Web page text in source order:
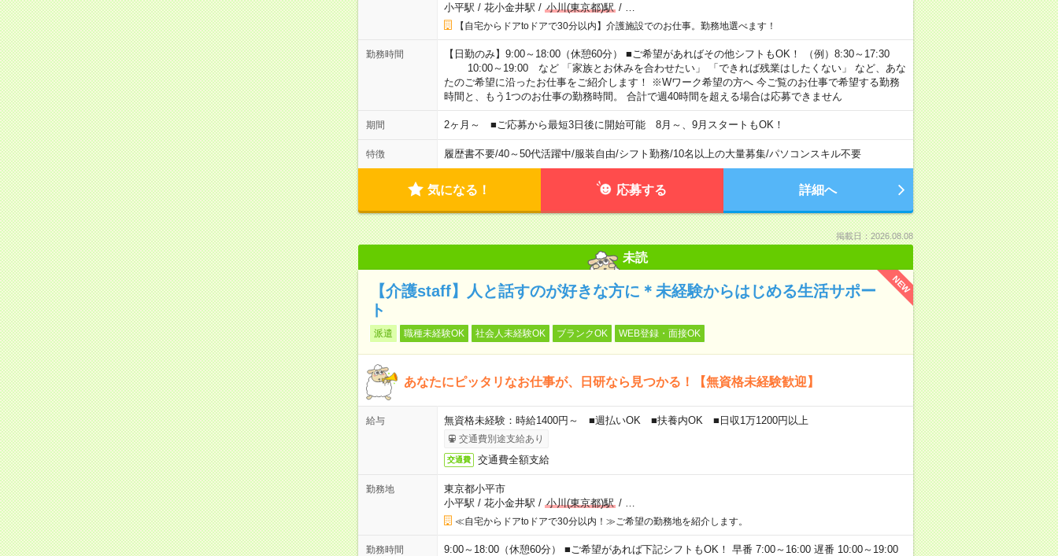
小平駅 / 花小金井駅 / 小川(東京都)駅/
【自宅からドアtoドアで30分以内】介護施設でのお仕事。勤務地選べます！
勤務時間
【日勤のみ】9:00～18:00（休憩60分） ■ご希望があればその他シフトもOK！ （例）8:30～17:30
10:00～19:00 など 「家族とお休みを合わせたい」 「できれば残業はしたくない」 など、あな
たのご希望に沿ったお仕事をご紹介します！ ※Wワーク希望の方へ 今ご覧のお仕事で希望する勤務
時間と、もう1つのお仕事の勤務時間。 合計で週40時間を超える場合は応募できません
期間 2ヶ月～ ■ご応募から最短3日後に開始可能 8月～、9月スタートもOK！
特徴 履歴書不要/40～50代活躍中/服装自由/シフト勤務/10名以上の大量募集/パソコンスキル不要
気になる！ 応募する 詳細へ
掲載日：2026.08.08
未読
NEW
【介護staff】人と話すのが好きな方に＊未経験からはじめる生活サポー
ト
派遣 職種未経験OK 社会人未経験OK ブランクOK WEB登録・面接OK
あなたにピッタリなお仕事が、日研なら見つかる！【無資格未経験歓迎】
給与 無資格未経験：時給1400円～ ■週払いOK ■扶養内OK ■日収1万1200円以上
交通費別途支給あり
交通費 交通費全額支給
勤務地
東京都小平市
小平駅 / 花小金井駅 / 小川(東京都)駅/
≪自宅からドアtoドアで30分以内！≫ご希望の勤務地を紹介します。
勤務時間
9:00～18:00（休憩60分） ■ご希望があれば下記シフトもOK！ 早番 7:00～16:00 遅番 10:00～19:00